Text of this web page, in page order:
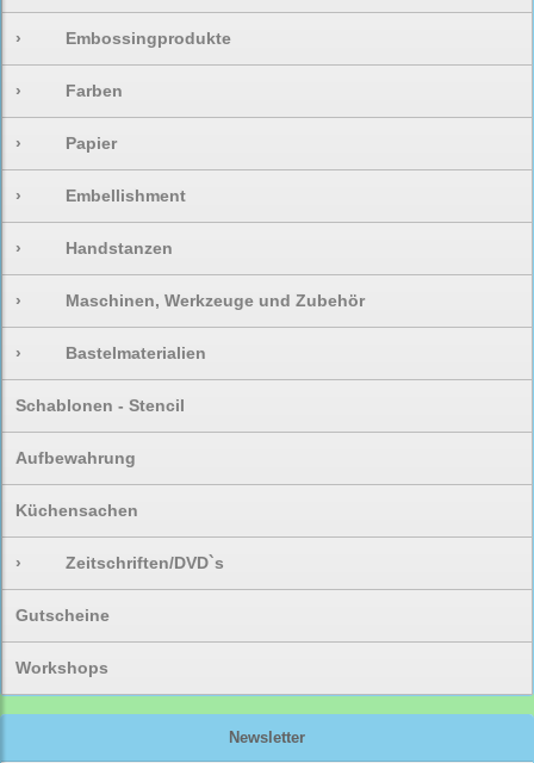
› Embossingprodukte
› Farben
› Papier
› Embellishment
› Handstanzen
› Maschinen, Werkzeuge und Zubehör
› Bastelmaterialien
Schablonen - Stencil
Aufbewahrung
Küchensachen
› Zeitschriften/DVD`s
Gutscheine
Workshops
Newsletter